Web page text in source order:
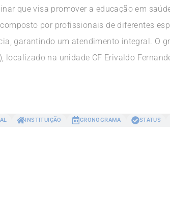
que visa promover a educação em
por profissionais de diferentes
garantindo um atendimento integral. O
localizado na unidade CF Erivaldo
INSTITUIÇÃO CRONOGRAMA STATUS